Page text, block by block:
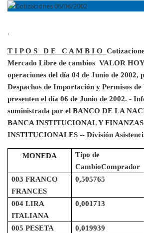
.
T I P O S D E C A M B I O
Mercado Libre de cambios VALOR
operaciones del día 04 de Junio de 2002,
Despachos de Importación y Permisos
presenten el día 06 de Junio de 2002. -
suministrada por el BANCO DE LA
BANCA INSTITUCIONAL Y
INSTITUCIONALES -- División
MONEDA
Tipo de
CambioComprador
003 FRANCO
FRANCES
0,505765
004 LIRA
ITALIANA
0,001713
005 PESETA 0,019939